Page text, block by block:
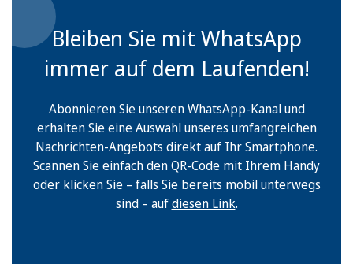
Bleiben Sie mit WhatsApp
immer auf dem Laufenden!
Abonnieren Sie unseren WhatsApp-Kanal und
erhalten Sie eine Auswahl unseres umfangreichen
Nachrichten-Angebots direkt auf Ihr Smartphone.
Scannen Sie einfach den QR-Code mit Ihrem Handy
oder klicken Sie – falls Sie bereits mobil unterwegs
sind – aufdiesen Link.